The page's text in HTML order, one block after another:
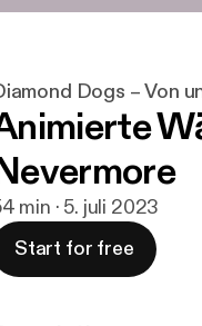
Dogs – Von
min · 5. juli 2023
Start for free